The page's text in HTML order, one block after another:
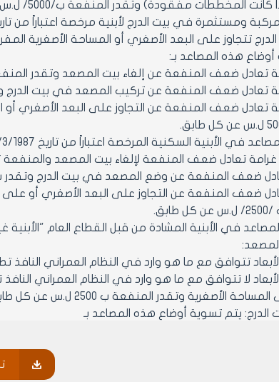
كانت المخططات مفقودة) وتقدر المنفعة ب/5000/ ل.س عن كل طاب.
الدرج تتجاوز على البعد الأصغري أو المساحة الأصغرية
هذه المصاعد بـ:
ضعف المنفعة عن إلغاء بيت المصعد وتقدر المنفعة بـ 5000 ل.س عن
ضعف المنفعة عن تركيب المصعد في بيت الدرج وتقدر المنفعة بـ
تعادل ضعف المنفعة عن التجاوز على البعد الأصغري أو
تعادل ضعف المنفعة لإلغاء بيت المصعد والمنفعة تقدر ب 5000 ل.س
ضعف المنفعة عن وضع المصعد في بيت الدرج وتقدر ب 2500 عن كل
ضعف المنفعة عن التجاوز على البعد الأصغري أو على
تتوافق مع ما هو وارد في النظام العمراني
لا تتوافق مع ما هو وارد في النظام العمراني
الأصغرية وتقدر المنفعة ب 2500 ل.س عن كل طابق.
يتم تسوية أوضاع هذه المصاعد بـ
تعادل ضعف المنفعة عن تركيب المصعد في بيت الدرج وتقدر المنفعة بـ
تعادل ضعف المنقعة عن التجاوز على البعد الأصغري أو